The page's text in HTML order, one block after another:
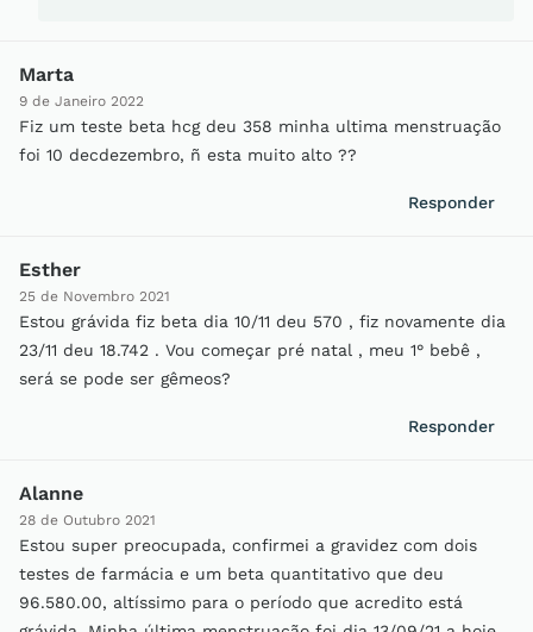
Marta
9 de Janeiro 2022
Fiz um teste beta hcg deu 358 minha ultima menstruação
foi 10 decdezembro, ñ esta muito alto ??
Responder
Esther
25 de Novembro 2021
Estou grávida fiz beta dia 10/11 deu 570 , fiz novamente dia
23/11 deu 18.742 . Vou começar pré natal , meu 1° bebê ,
será se pode ser gêmeos?
Responder
Alanne
28 de Outubro 2021
Estou super preocupada, confirmei a gravidez com dois
testes de farmácia e um beta quantitativo que deu
96.580.00, altíssimo para o período que acredito está